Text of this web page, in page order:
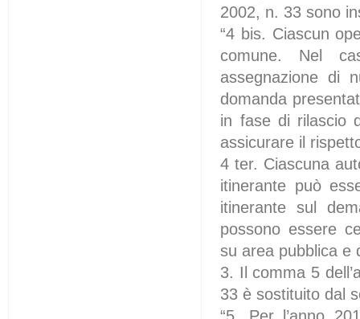
2002, n. 33 sono
“4 bis. Ciascun
comune. Nel
assegnazione di
domanda
in fase di rilascio
assicurare il
4 ter. Ciascuna
itinerante può
itinerante sul
possono essere
su area pubblica e
3. Il comma 5
33 è sostituito dal